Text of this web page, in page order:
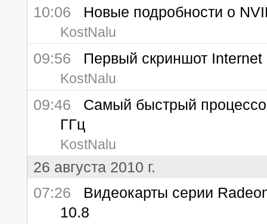
10:06 Новые подробности о
KostNalu
09:56 Первый скриншот Internet
KostNalu
09:46 Самый быстрый
ГГц
KostNalu
26 августа 2010 г.
07:26 Видеокарты серии
10.8